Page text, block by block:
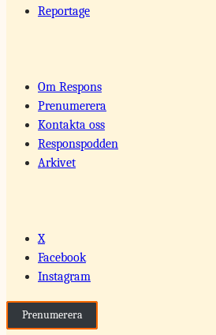
Reportage
Om Respons
Prenumerera
Kontakta oss
Responspodden
Arkivet
X
Facebook
Instagram
Prenumerera